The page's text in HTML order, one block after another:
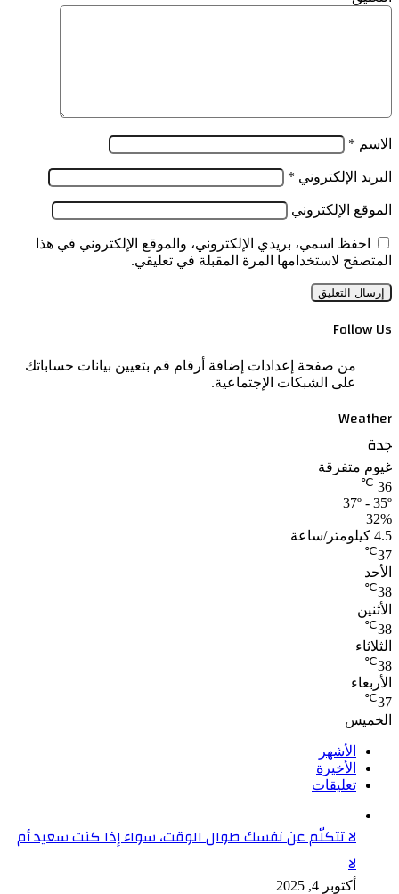
الاسم *
البريد الإلكتروني *
الموقع الإلكتروني
احفظ اسمي، بريدي الإلكتروني، والموقع الإلكتروني في هذا
المتصفح لاستخدامها المرة المقبلة في تعليقي.
Follow Us
من صفحة إعدادات إضافة أرقام قم بتعيين بيانات حساباتك
على الشبكات الإجتماعية.
Weather
جدة
غيوم متفرقة
36
℃
37º - 35º
32%
4.5 كيلومتر/ساعة
37
℃
الأحد
38
℃
الأثنين
38
℃
الثلاثاء
38
℃
الأربعاء
37
℃
الخميس
الأشهر
الأخيرة
تعليقات
لا تتكلّم عن نفسك طوال الوقت، سواء إذا كنت سعيد أم
لا
أكتوبر 4, 2025